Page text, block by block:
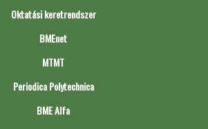
Oktatási keretrendszer
BMEnet
MTMT
Periodica Polytechnica
BME Alfa